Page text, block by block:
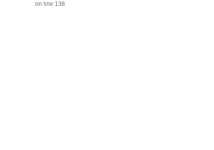
on line 138